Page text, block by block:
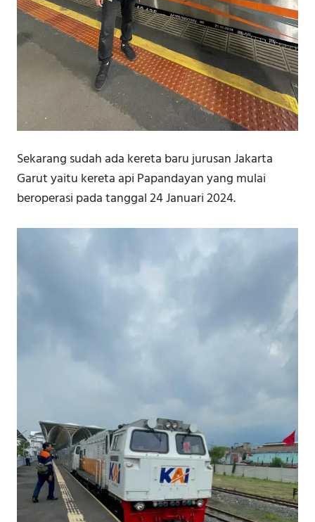
Sekarang sudah ada kereta baru jurusan Jakarta
Garut yaitu kereta api Papandayan yang mulai
beroperasi pada tanggal 24 Januari 2024.